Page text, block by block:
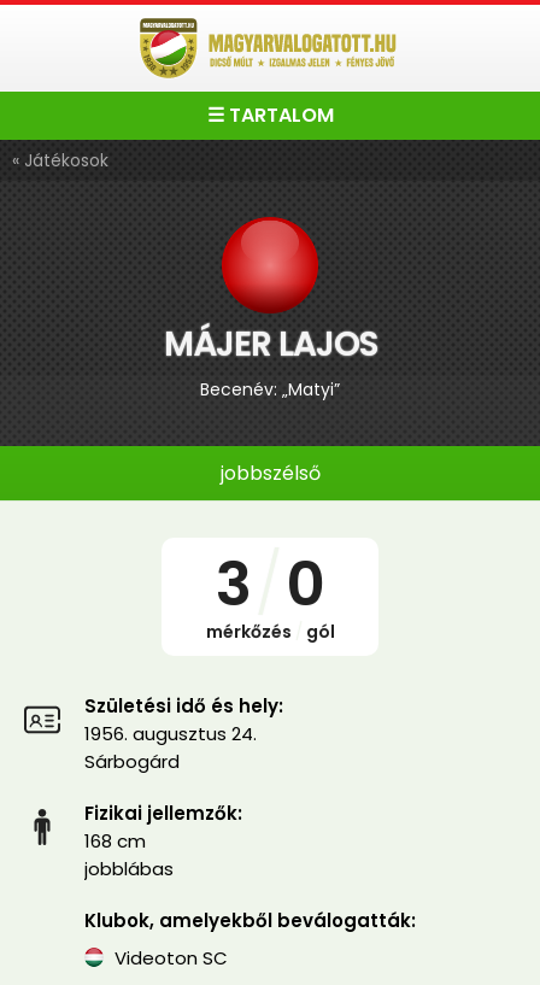
☰ TARTALOM
« Játékosok
MÁJER LAJOS
Becenév: „Matyi”
jobbszélső
3 0
mérkőzés gól
Születési idő és hely:
1956. augusztus 24.
Sárbogárd
Fizikai jellemzők:
168 cm
jobblábas
Klubok, amelyekből beválogatták:
Videoton SC